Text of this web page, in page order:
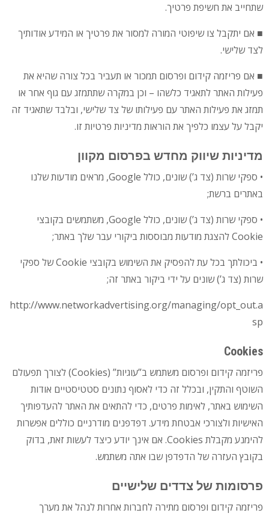
שתחייב את חשיפת פרטיך.
■ אם יתקבל צו שיפוטי המורה למסור את פרטיך או המידע אודותיך
לצד שלישי.
■ אם פריזמה קידום ופרסום תמכור או תעביר בכל צורה שהיא את
פעילות האתר לתאגיד כלשהו – וכן במקרה שתתמזג עם גוף אחר או
תמזג את פעילות האתר עם פעילותו של צד שלישי, ובלבד שתאגיד זה
יקבל על עצמו כלפיך את הוראות מדיניות פרטיות זו.
מדיניות שיווק מחדש בפרסום מקוון
• ספקי שרות (צד ג’) שונים, כולל Google, מראים מודעות שלנו
באתרים ברשת;
• ספקי שרות (צד ג’) שונים, כולל Google, משתמשים בקובצי
Cookie להצגת מודעות מבוססות ביקורי עבר שלך באתר;
• ביכולתך בכל עת להפסיק את השימוש בקובצי Cookie של ספקי
שרות (צד ג’) שונים על ידי ביקור באתר זה;
http://www.networkadvertising.org/managing/opt_out.a
sp
Cookies
פריזמה קידום ופרסום משתמש ב”עוגיות” (Cookies) לצורך תפעולם
השוטף והתקין, ובכלל זה כדי לאסוף נתונים סטטיסטיים אודות
השימוש באתר, לאימות פרטים, כדי להתאים את האתר להעדפותיך
האישיות ולצורכי אבטחת מידע. דפדפנים מודרניים כוללים אפשרות
להימנע מקבלת Cookies. אם אינך יודע כיצד לעשות זאת, בדוק
בקובץ העזרה של הדפדפן שבו אתה משתמש.
פרסומות של צדדים שלישיים
פריזמה קידום ופרסום מתירה לחברות אחרות לנהל את מערך